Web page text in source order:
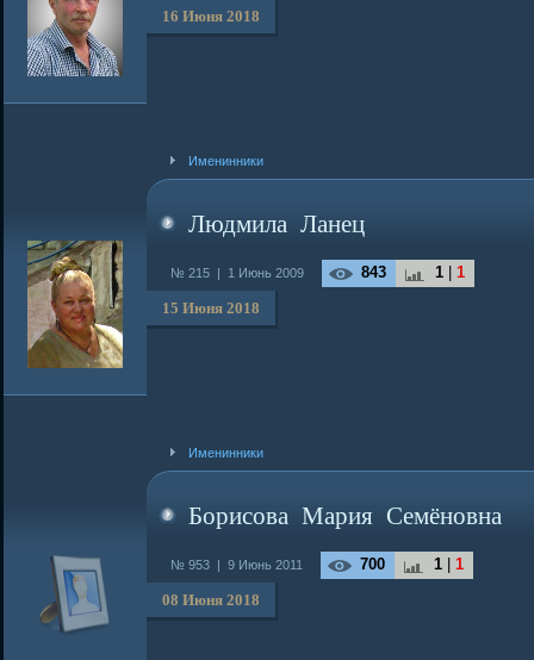
16 Июня 2018
Именинники
Людмила Ланец
№ 215 | 1 Июнь 2009 843 1
1
15 Июня 2018
Именинники
Борисова Мария Семёновна
№ 953 | 9 Июнь 2011 700 1
1
08 Июня 2018